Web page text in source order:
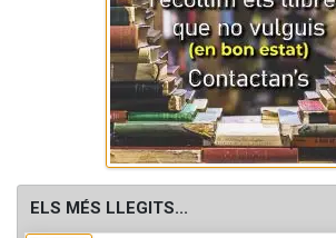
ELS MÉS LLEGITS...